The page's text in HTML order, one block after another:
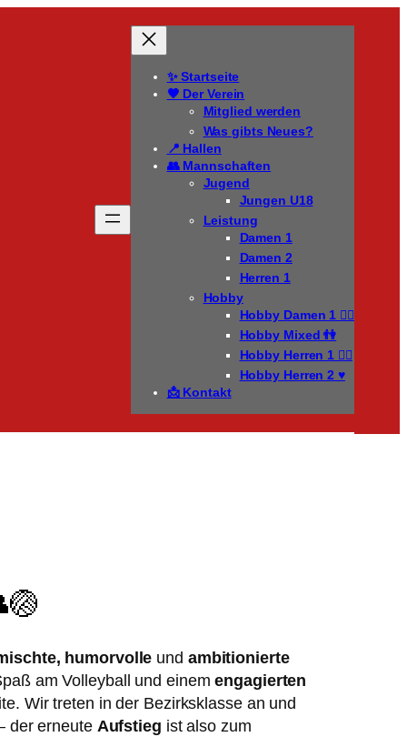
✨ Startseite
🖤 Der Verein
Mitglied werden
Was gibts Neues?
📍 Hallen
👥 Mannschaften
Jugend
Jungen U18
Leistung
Damen 1
Damen 2
Herren 1
Hobby
Hobby Damen 1 🧍‍♀️
Hobby Mixed 👫
Hobby Herren 1 🧍‍♂️
Hobby Herren 2 ♥️
📩 Kontakt
humorvolle und ambitionierte
am Volleyball und einemengagierten
Wir treten in der Bezirksklasse an und
der erneute Aufstieg ist also zum